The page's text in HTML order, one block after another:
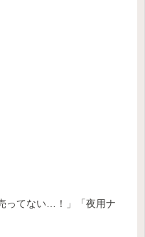
ってない…！」「夜用ナ